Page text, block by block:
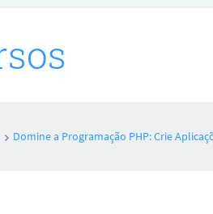
Domine a Programação PHP: Crie